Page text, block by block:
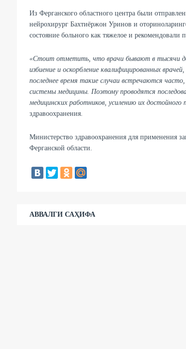
Из Ферганского областного центра были
нейрохирург Бахтиёржон Уринов и
состояние больного как тяжелое и рекомендовали
«Стоит отметить, что врачи бывают в тысячи
избиение и оскорбление квалифицированных
последнее время такие случаи встречаются
системы медицины. Поэтому проводятся
медицинских работников, усилению их достойного
здравоохранения.
Министерство здравоохранения для применения
Ферганской области.
АВВАЛГИ САҲИФА